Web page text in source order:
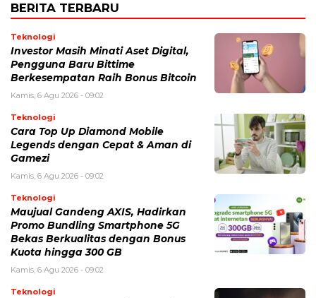
BERITA TERBARU
Teknologi
Investor Masih Minati Aset Digital,
Pengguna Baru Bittime
Berkesempatan Raih Bonus Bitcoin
Kamis, 6 Agu 2026 - 09:02
Teknologi
Cara Top Up Diamond Mobile
Legends dengan Cepat & Aman di
Gamezi
Kamis, 6 Agu 2026 - 09:02
Teknologi
Maujual Gandeng AXIS, Hadirkan
Promo Bundling Smartphone 5G
Bekas Berkualitas dengan Bonus
Kuota hingga 300 GB
Kamis, 6 Agu 2026 - 09:02
Teknologi